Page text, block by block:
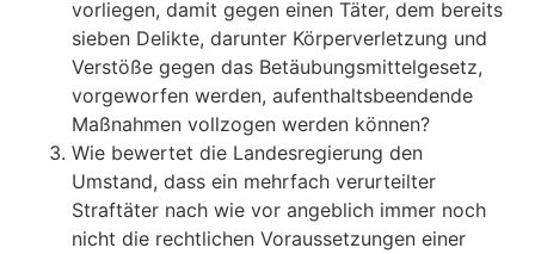
vorliegen, damit gegen einen Täter, dem bereits
sieben Delikte, darunter Körperverletzung und
Verstöße gegen das Betäubungsmittelgesetz,
vorgeworfen werden, aufenthaltsbeendende
Maßnahmen vollzogen werden können?
Wie bewertet die Landesregierung den
Umstand, dass ein mehrfach verurteilter
Straftäter nach wie vor angeblich immer noch
nicht die rechtlichen Voraussetzungen einer